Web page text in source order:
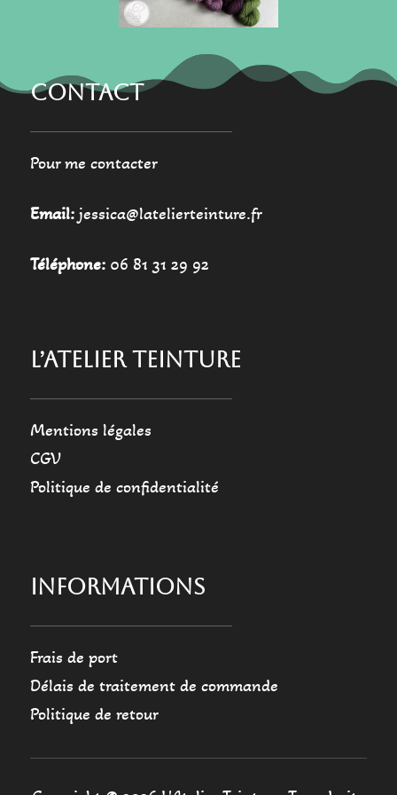
page
produit
CONTACT
Pour me contacter
Email:jessica@latelierteinture.fr
Téléphone:06 81 31 29 92
L’ATELIER TEINTURE
Mentions légales
CGV
Politique de confidentialité
INFORMATIONS
Frais de port
Délais de traitement de commande
Politique de retour